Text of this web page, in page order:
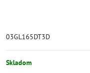
03GL165DT3D
Skladom